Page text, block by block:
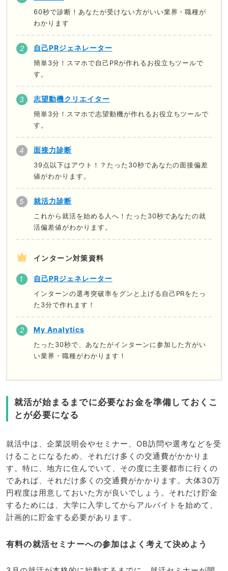
60秒で診断！あなたが受けない方がいい業界・職種が
わかります
自己PRジェネレーター
簡単3分！スマホで自己PRが作れるお役立ちツールで
す。
志望動機クリエイター
簡単3分！スマホで志望動機が作れるお役立ちツールで
す。
面接力診断
39点以下はアウト！？たった30秒であなたの面接偏差
値がわかります。
就活力診断
これから就活を始める人へ！たった30秒であなたの就
活偏差値がわかります。
インターン対策資料
自己PRジェネレーター
インターンの選考突破率をグンと上げる自己PRをたっ
た3分で作れます！
My Analytics
たった30秒で、あなたがインターンに参加した方がい
い業界・職種がわかります！
就活が始まるまでに必要なお金を準備しておくこ
とが必要になる
就活中は、企業説明会やセミナー、OB訪問や選考などを受
けることになるため、それだけ多くの交通費がかかりま
す。特に、地方に住んでいて、その度に主要都市に行くの
であれば、それだけ多くの交通費がかかります。大体30万
円程度は用意しておいた方が良いでしょう。それだけ貯金
するためには、大学に入学してからアルバイトを始めて、
計画的に貯金する必要があります。
有料の就活セミナーへの参加はよく考えて決めよう